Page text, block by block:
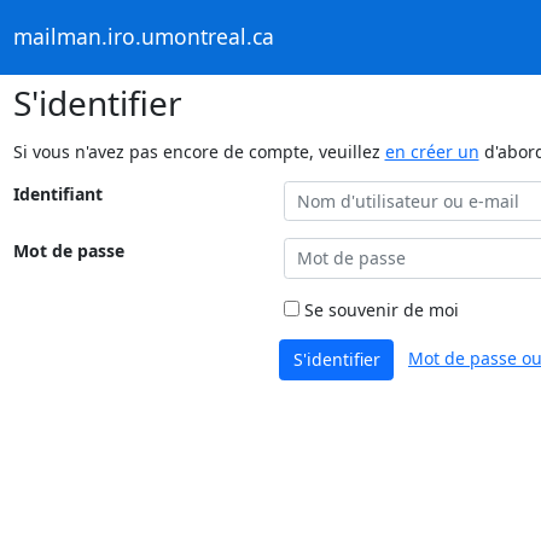
mailman.iro.umontreal.ca
S'identifier
Si vous n'avez pas encore de compte, veuillez en créer un
Identifiant
Mot de passe
Se souvenir de moi
S'identifier Mot de passe